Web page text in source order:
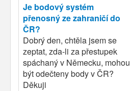
Je bodový systém
přenosný ze zahraničí do
ČR?
Dobrý den, chtěla jsem se
zeptat, zda-li za přestupek
spáchaný v Německu, mohou
být odečteny body v ČR?
Děkuji